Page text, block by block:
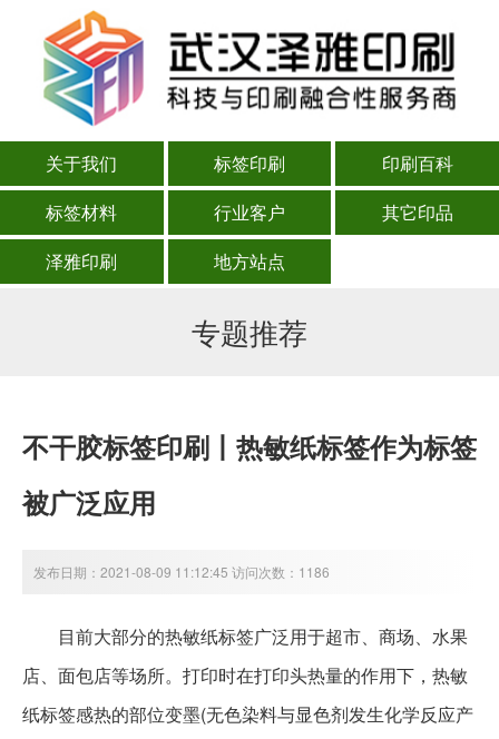
关于我们 标签印刷
印刷百科
标签材料
行业客户
其它印品
泽雅印刷
地方站点
专题推荐
不干胶标签印刷丨热敏纸标签作为标签
被广泛应用
发布日期：2021-08-09 11:12:45 访问次数：1186
目前大部分的热敏纸标签广泛用于超市、商场、水果
店、面包店等场所。打印时在打印头热量的作用下，热敏
纸标签感热的部位变墨(无色染料与显色剂发生化学反应产